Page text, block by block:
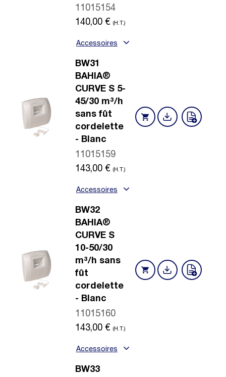
11015154
140,00 € (H.T.)
Accessoires
BW31
BAHIA®
CURVE S 5-
45/30 m³/h
sans fût
cordelette
- Blanc
11015159
143,00 € (H.T.)
Accessoires
BW32
BAHIA®
CURVE S
10-50/30
m³/h sans
fût
cordelette
- Blanc
11015160
143,00 € (H.T.)
Accessoires
BW33